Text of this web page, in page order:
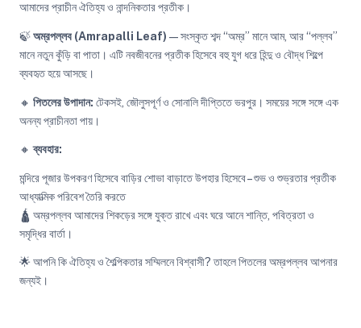
আমাদের প্রাচীন ঐতিহ্য ও নান্দনিকতার প্রতীক।
🍃অম্রপল্লব (Amrapalli Leaf) — সংস্কৃত শব্দ “অম্র” মানে আম, আর “পল্লব”
মানে নতুন কুঁড়ি বা পাতা। এটি নবজীবনের প্রতীক হিসেবে বহু যুগ ধরে হিন্দু ও বৌদ্ধ শিল্পে
ব্যবহৃত হয়ে আসছে।
🔸 পিতলের উপাদান: টেকসই, জৌলুসপূর্ণ ও সোনালি দীপ্তিতে ভরপুর। সময়ের সঙ্গে সঙ্গে এক
অনন্য প্রাচীনতা পায়।
🔸ব্যবহার:
মন্দিরে পূজার উপকরণ হিসেবেবাড়ির শোভা বাড়াতেউপহার হিসেবে – শুভ ও শুভ্রতার প্রতীক
আধ্যাত্মিক পরিবেশ তৈরি করতে
🛕 অম্রপল্লব আমাদের শিকড়ের সঙ্গে যুক্ত রাখে এবং ঘরে আনে শান্তি, পবিত্রতা ও
সমৃদ্ধির বার্তা।
🌟 আপনি কি ঐতিহ্য ও শৈল্পিকতার সম্মিলনে বিশ্বাসী? তাহলে পিতলের অম্রপল্লব আপনার
জন্যই।